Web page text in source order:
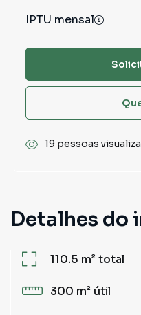
Detalhes do
110.5 m²total
300 m² útil
IPTU mensal
19 pessoas